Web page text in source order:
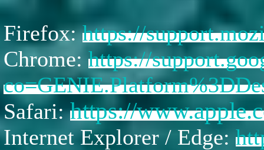
Firefox:https://
Chrome:https://
Safari:https://
Internet Explorer / Edge: